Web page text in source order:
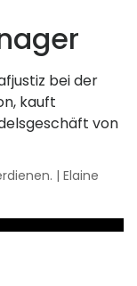
| Elaine